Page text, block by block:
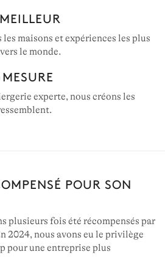
maisons et expériences les plus
le monde.
experte, nous créons les
POUR SON
plusieurs fois été récompensés par
2024, nous avons eu le privilège
pour une entreprise plus